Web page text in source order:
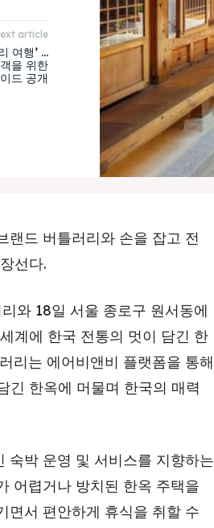
article
여행’ …
을 위한
드 공개
랜드 버틀러리와 손을 잡고 전
선다.
와 18일 서울 종로구 원서동에
계에 한국 전통의 멋이 담긴 한
리는 에어비앤비 플랫폼을 통해
긴 한옥에 머물며 한국의 매력
숙박 운영 및 서비스를 지향하는
어렵거나 방치된 한옥 주택을
면서 편안하게 휴식을 취할 수